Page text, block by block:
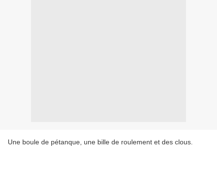
Une boule de pétanque, une bille de roulement et des clous.